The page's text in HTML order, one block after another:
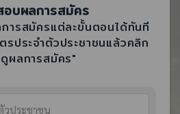
บผลการสมัคร
ารสมัครแต่ละขั้นตอนได้ทันที
รประจำตัวประชาชนแล้วคลิก
ผลการสมัคร"